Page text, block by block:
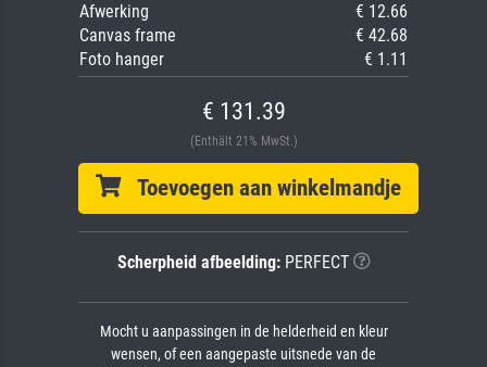
Afwerking
€ 12.66
Canvas frame
€ 42.68
Foto hanger
€ 1.11
€ 131.39
(Enthält 21% MwSt.)
Toevoegen aan winkelmandje
Scherpheid afbeelding:PERFECT
Mocht u aanpassingen in de helderheid en kleur
wensen, of een aangepaste uitsnede van de